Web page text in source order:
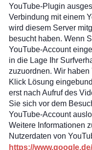
YouTube-Plugin
Verbindung mit einem
wird diesem Server
besucht haben. Wenn
YouTube-Account
in die Lage Ihr
zuzuordnen. Wir
Klick Lösung
erst nach Aufruf des
Sie sich vor dem
YouTube-Account
Weitere Informationen
Nutzerdaten von
https://